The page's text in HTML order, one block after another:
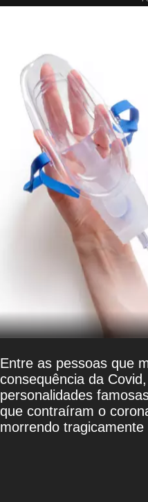
Entre as pessoas que
consequência da
personalidades
que contraíram o
morrendo